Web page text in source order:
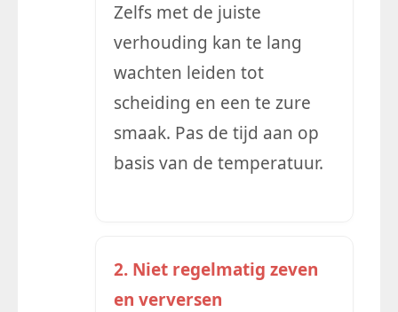
Zelfs met de juiste
verhouding kan te lang
wachten leiden tot
scheiding en een te zure
smaak. Pas de tijd aan op
basis van de temperatuur.
2. Niet regelmatig zeven
en verversen